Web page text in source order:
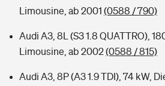
Limousine, ab 2001 (0588 / 790)
Audi A3, 8L (S3 1.8 QUATTRO),
Limousine, ab 2002(0588 / 815)
Audi A3, 8P (A3 1.9 TDI), 74 kW,